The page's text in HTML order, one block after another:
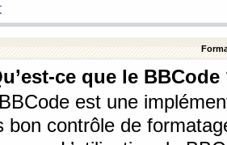
ce que le BBCode
est une
bon contrôle de